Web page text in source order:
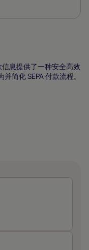
信息提供了一种安全高效
简化 SEPA 付款流程。